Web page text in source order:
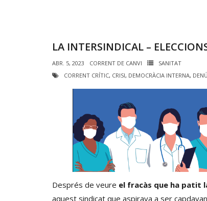
LA INTERSINDICAL –
ABR. 5, 2023 CORRENT DE CANVI
SANITAT
CORRENT CRÍTIC, CRISI, DEMOCRÀCIA INTERNA,
Després de veure el fracàs que ha patit
aquest sindicat que aspirava a ser